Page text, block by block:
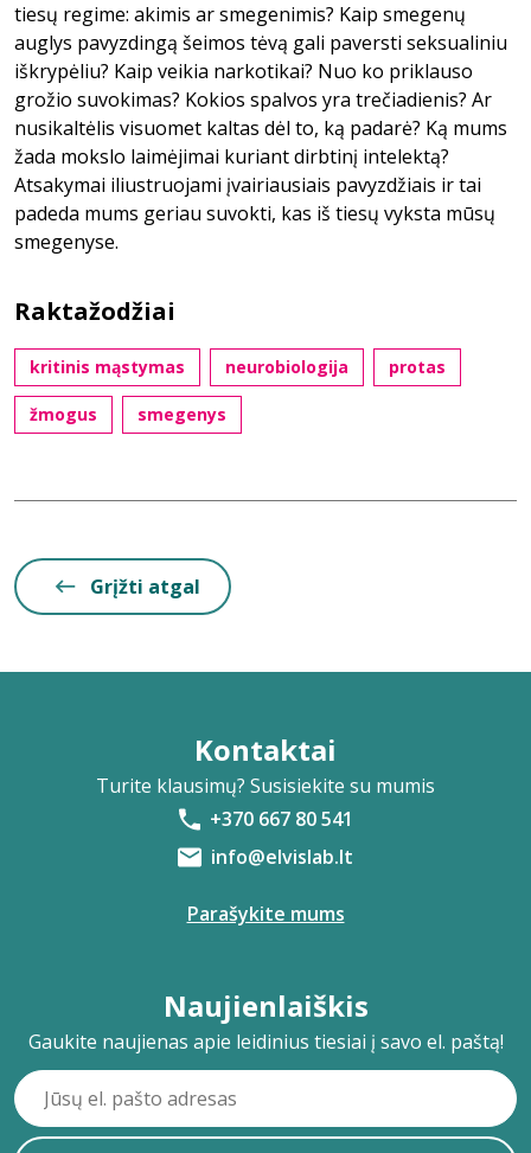
tiesų regime: akimis ar smegenimis? Kaip smegenų
auglys pavyzdingą šeimos tėvą gali paversti seksualiniu
iškrypėliu? Kaip veikia narkotikai? Nuo ko priklauso
grožio suvokimas? Kokios spalvos yra trečiadienis? Ar
nusikaltėlis visuomet kaltas dėl to, ką padarė? Ką mums
žada mokslo laimėjimai kuriant dirbtinį intelektą?
Atsakymai iliustruojami įvairiausiais pavyzdžiais ir tai
padeda mums geriau suvokti, kas iš tiesų vyksta mūsų
smegenyse.
Raktažodžiai
kritinis mąstymas neurobiologija protas
žmogus smegenys
Grįžti atgal
Kontaktai
Turite klausimų? Susisiekite su mumis
+370 667 80 541
info@elvislab.lt
Parašykite mums
Naujienlaiškis
Gaukite naujienas apie leidinius tiesiai į savo el. paštą!